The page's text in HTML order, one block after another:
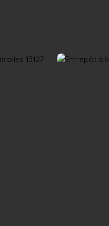
Rejoignez-nous Actualités